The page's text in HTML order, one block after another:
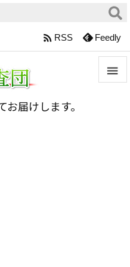
届けします。

 RSS Feedly